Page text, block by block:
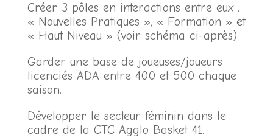
Créer 3 pôles en interactions entre eux :
« Nouvelles Pratiques », « Formation » et
« Haut Niveau » (voir schéma ci-après)
Garder une base de joueuses/joueurs
licenciés ADA entre 400 et 500 chaque
saison.
Développer le secteur féminin dans le
cadre de la CTC Agglo Basket 41.